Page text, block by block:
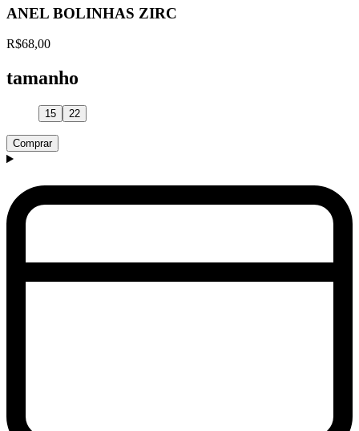
ANEL BOLINHAS ZIRC
R$68,00
tamanho
15 22
Comprar